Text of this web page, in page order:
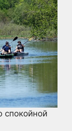
спокойной